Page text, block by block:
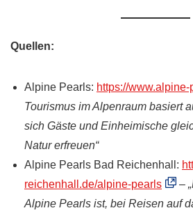
Quellen:
Alpine Pearls: https://
Tourismus im Alpenraum basiert
sich Gäste und Einheimische
Natur erfreuen“
Alpine Pearls Bad Reichenhall:
reichenhall.de/alpine-pearls
–
Alpine Pearls ist, bei Reisen auf